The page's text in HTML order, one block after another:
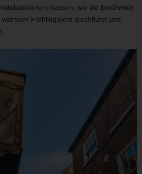
Gassen, wie die berühmten
warmem Frühlingslicht durchflutet und